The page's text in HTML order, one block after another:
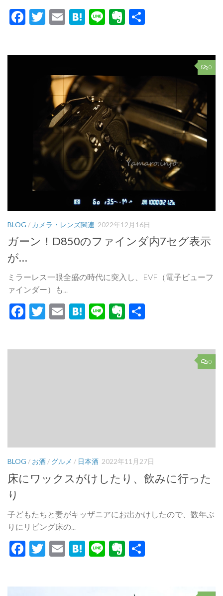
Facebook
Twitter
EmailHatena
LineEvernote
0
BLOG / カメラ・レンズ関連 2022年12月16日
ガーン！D850のファインダ内7セグ表示
が…
ミラーレス一眼全盛の時代に突入し、EVF（電子ビューフ
ァインダー）も...
Facebook
Twitter
EmailHatena
LineEvernote
0
BLOG / お酒 / グルメ / 日本酒 2022年11月27日
床にワックスがけしたり、飲みに行った
り
子どもたちと妻がキッザニアにお出かけしたので、数年ぶ
りにリビング床の...
Facebook
Twitter
EmailHatena
LineEvernote